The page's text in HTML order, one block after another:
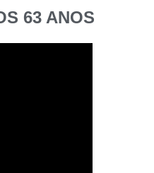
63 ANOS